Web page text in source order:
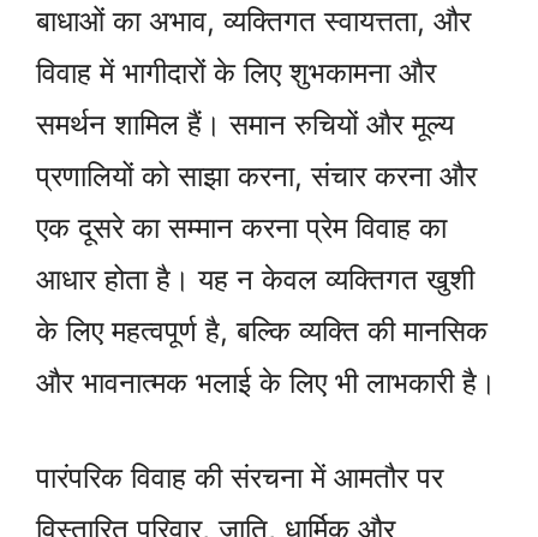
बाधाओं का अभाव, व्यक्तिगत स्वायत्तता, और
विवाह में भागीदारों के लिए शुभकामना और
समर्थन शामिल हैं। समान रुचियों और मूल्य
प्रणालियों को साझा करना, संचार करना और
एक दूसरे का सम्मान करना प्रेम विवाह का
आधार होता है। यह न केवल व्यक्तिगत खुशी
के लिए महत्वपूर्ण है, बल्कि व्यक्ति की मानसिक
और भावनात्मक भलाई के लिए भी लाभकारी है।
पारंपरिक विवाह की संरचना में आमतौर पर
विस्तारित परिवार, जाति, धार्मिक और